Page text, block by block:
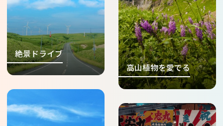
絶景ドライブ
高山植物を愛でる
https://www.north-
genic/ https://www.north-
hokkaido.com/theme/rain/